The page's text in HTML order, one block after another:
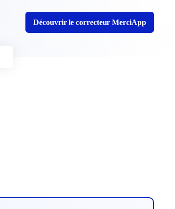
Découvrir le correcteur MerciApp